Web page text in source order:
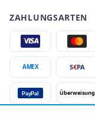
ZAHLUNGSARTEN
AMEX S€PA
PayPal Überweisung